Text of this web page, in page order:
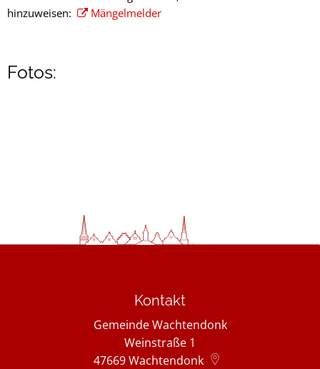
hinzuweisen:
Mängelmelder
Fotos:
Kontakt
Gemeinde Wachtendonk
Weinstraße 1
47669Wachtendonk